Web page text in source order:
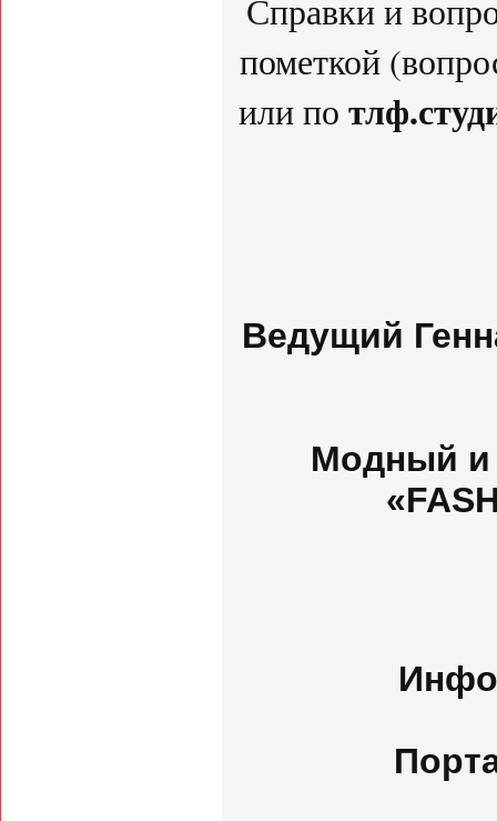
Справки и
пометкой
или по
Ведущий
Модный и